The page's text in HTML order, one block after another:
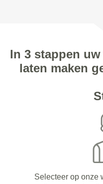
In 3 stappen
laten maken
Selecteer op onze